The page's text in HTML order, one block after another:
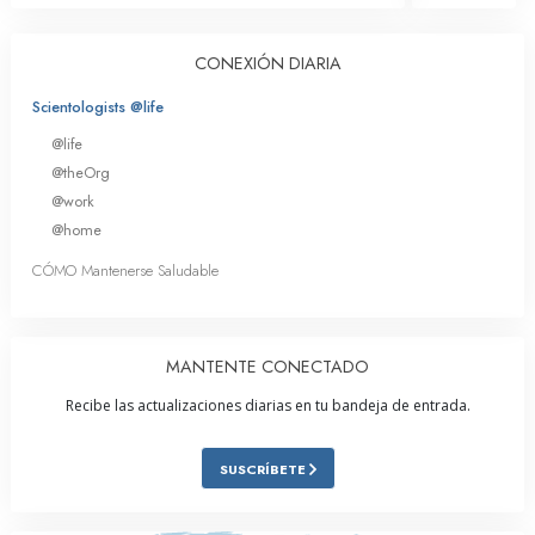
CONEXIÓN DIARIA
Scientologists @life
@life
@theOrg
@work
@home
CÓMO Mantenerse Saludable
MANTENTE CONECTADO
Recibe las actualizaciones diarias en tu bandeja de entrada.
SUSCRÍBETE